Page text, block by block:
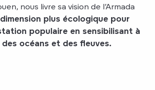
nous livre sa vision de l’Armada
plus écologique pour
populaire en sensibilisant à
océans et des fleuves.